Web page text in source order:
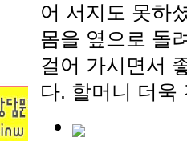
어 서지도 못하
몸을 옆으로 돌
걸어 가시면서
다. 할머니 더욱